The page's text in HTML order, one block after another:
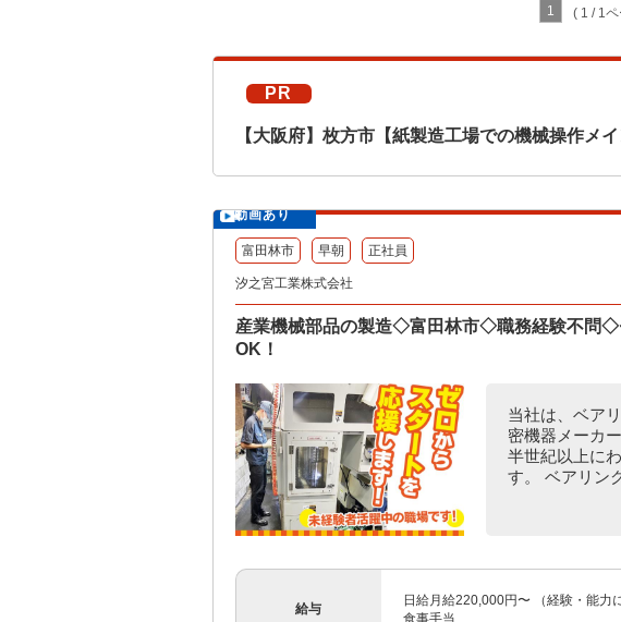
1 ( 1 / 1
PR
【大阪府】枚方市【紙製造工場での機械操作メ
動画あり
富田林市 早朝 正社員
汐之宮工業株式会社
産業機械部品の製造◇富田林市◇職務経験不問
OK！
当社は、ベア
密機器メーカ
半世紀以上に
す。 ベアリン
給与
日給月給220,000円〜 （経験・能力
食事手当